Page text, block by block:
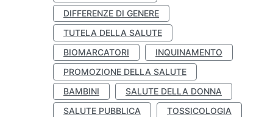
DIFFERENZE DI GENERE
TUTELA DELLA SALUTE
BIOMARCATORI
INQUINAMENTO
PROMOZIONE DELLA SALUTE
BAMBINI
SALUTE DELLA DONNA
SALUTE PUBBLICA
TOSSICOLOGIA